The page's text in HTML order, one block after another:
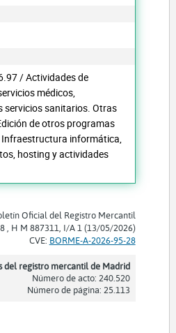
/ Actividades de
médicos,
servicios sanitarios. Otras
de otros programas
informática,
hosting y actividades
Oficial del Registro Mercantil
, H M 887311, I/A 1 (13/05/2026)
CVE: BORME-A-2026-95-28
del registro mercantil de Madrid
Número de acto: 240.520
Número de página: 25.113